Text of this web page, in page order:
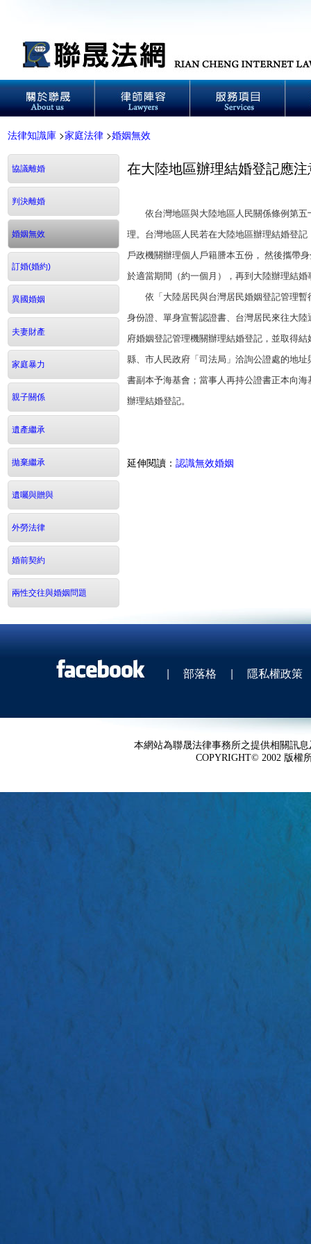
法律知識庫 >家庭法律 >婚姻無效
協議離婚
判決離婚
婚姻無效
訂婚(婚約)
異國婚姻
夫妻財產
家庭暴力
親子關係
遺產繼承
拋棄繼承
遺囑與贈與
外勞法律
婚前契約
兩性交往與婚姻問題
在大陸地區辦理結婚登記應
依台灣地區與大陸地區人民關係條例第五
理。台灣地區人民若在大陸地區辦理結婚登
戶政機關辦理個人戶籍謄本五份， 然後攜帶
於適當期間（約一個月），再到大陸辦理結
依「大陸居民與台灣居民婚姻登記管理暫
身份證、單身宣誓認證書、台灣居民來往大
府婚姻登記管理機關辦理結婚登記，並取得
縣、市人民政府「司法局」洽詢公證處的地
書副本予海基會；當事人再持公證書正本向
辦理結婚登記。
延伸閱讀： 認識無效婚姻
| 部落格 | 隱私權政策
本網站為聯晟法律事務所之提供相關訊
COPYRIGHT© 2002 版權